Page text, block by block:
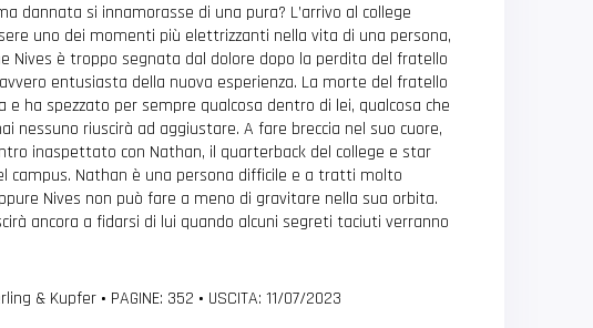
dannata si innamorasse di una pura? L’arrivo al college
uno dei momenti più elettrizzanti nella vita di una persona,
Nives è troppo segnata dal dolore dopo la perdita del fratello
entusiasta della nuova esperienza. La morte del fratello
e ha spezzato per sempre qualcosa dentro di lei, qualcosa che
nessuno riuscirà ad aggiustare. A fare breccia nel suo cuore,
inaspettato con Nathan, il quarterback del college e star
campus. Nathan è una persona difficile e a tratti molto
Nives non può fare a meno di gravitare nella sua orbita.
ancora a fidarsi di lui quando alcuni segreti taciuti verranno
& Kupfer • PAGINE: 352 • USCITA: 11/07/2023